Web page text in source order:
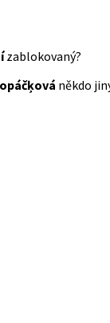
zablokovaný?
někdo